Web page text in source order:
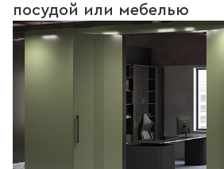
посудой или мебелью